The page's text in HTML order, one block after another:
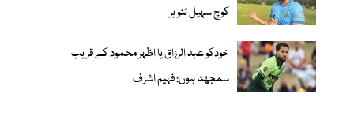
کوچ سہیل تنویر
خودکو عبد الرزاق یا اظہر محمود کے قریب
سمجھتا ہوں: فہیم اشرف